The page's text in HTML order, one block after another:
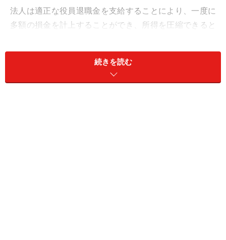
法人は適正な役員退職金を支給することにより、一度に
多額の損金を計上することができ、所得を圧縮できると
欠損金を9年間（平成20年4月1日以後に終了した事業年
度に適用、改正前は7年間）繰り越すことができます。
続きを読む